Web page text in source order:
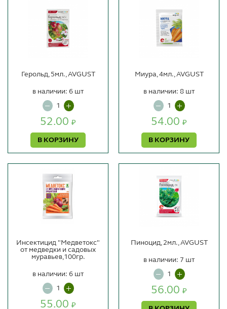
Герольд, 5мл., AVGUST
52.00 ₽
В КОРЗИНУ
в наличии: 6 шт
Миура, 4мл., AVGUST
54.00 ₽
В КОРЗИНУ
в наличии: 8 шт
Инсектицид "Медветокс"
от медведки и садовых
муравьев,100гр.
55.00 ₽
в наличии: 6 шт
Пиноцид, 2мл., AVGUST
56.00 ₽
в наличии: 7 шт